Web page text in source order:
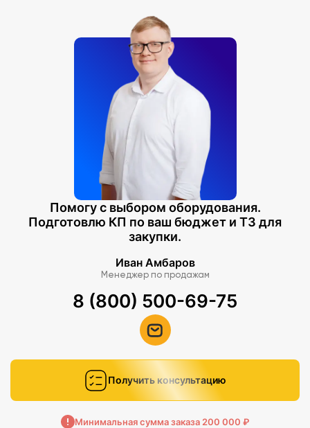
Помогу с выбором оборудования.
Подготовлю КП по ваш бюджет и ТЗ для
закупки.
Иван Амбаров
Менеджер по продажам
8 (800) 500-69-75
Получить консультацию
Минимальная сумма заказа 200 000 ₽